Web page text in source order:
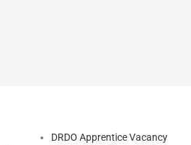
DRDO Apprentice Vacancy